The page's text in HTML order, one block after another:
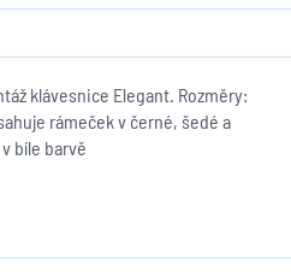
klávesnice Elegant. Rozměry:
rámeček v černé, šedé a
bíle barvě